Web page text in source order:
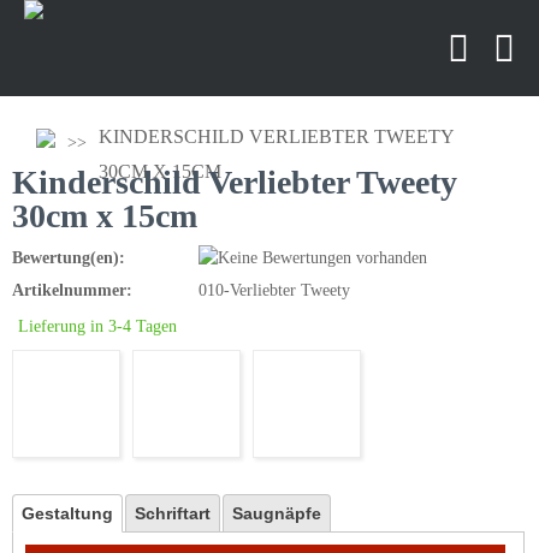
KINDERSCHILD VERLIEBTER TWEETY
30CM X 15CM
Kinderschild Verliebter Tweety
30cm x 15cm
Bewertung(en):
Artikelnummer:
010-Verliebter Tweety
Lieferung in 3-4 Tagen
Gestaltung Schriftart Saugnäpfe